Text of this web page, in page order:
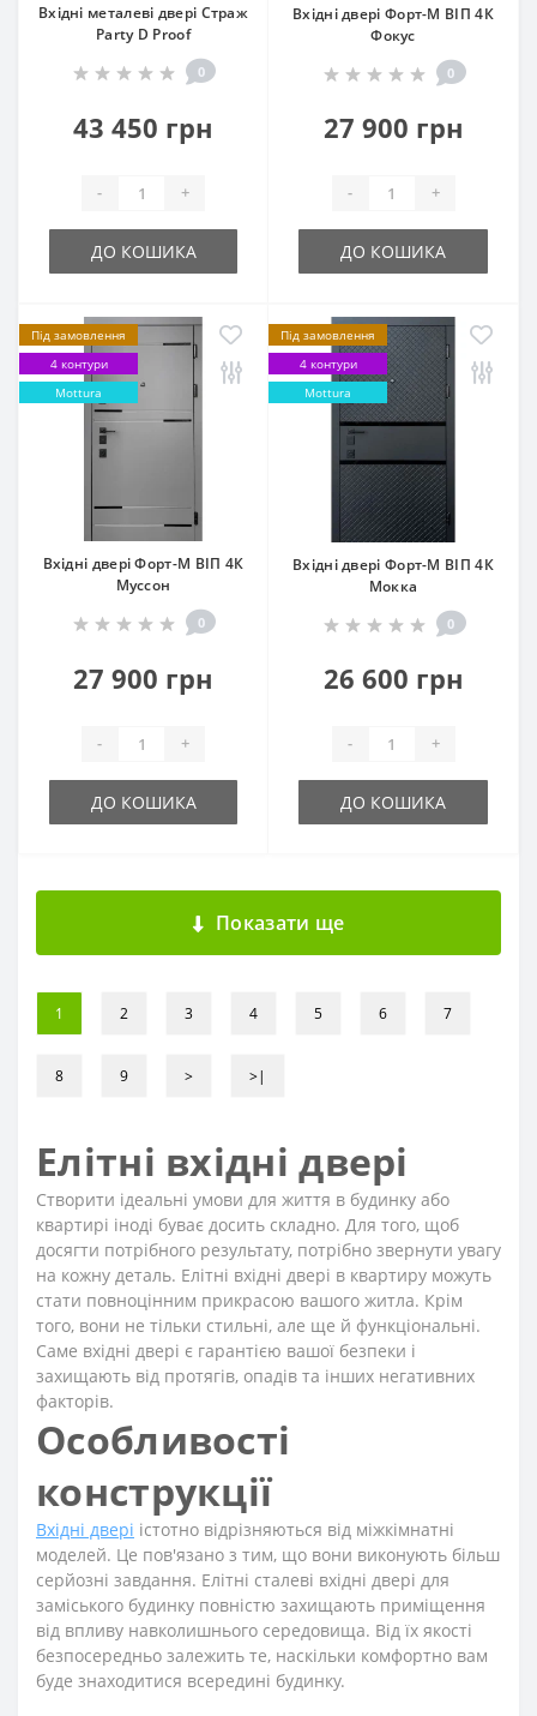
Вхідні металеві двері Страж
Party D Proof
0
43 450 грн
- +
ДО КОШИКА
Вхідні двері Форт-М ВІП 4К
Фокус
0
27 900 грн
- +
ДО КОШИКА
Під замовлення
4 контури
Mottura
Вхідні двері Форт-М ВІП 4К
Муссон
0
27 900 грн
- +
ДО КОШИКА
Під замовлення
4 контури
Mottura
Вхідні двері Форт-М ВІП 4К
Мокка
0
26 600 грн
- +
ДО КОШИКА
Показати ще
1 2 3 4 5 6 7
8 9 > >|
Елітні вхідні двері
Створити ідеальні умови для життя в будинку або
квартирі іноді буває досить складно. Для того, щоб
досягти потрібного результату, потрібно звернути увагу
на кожну деталь. Елітні вхідні двері в квартиру можуть
стати повноцінним прикрасою вашого житла. Крім
того, вони не тільки стильні, але ще й функціональні.
Саме вхідні двері є гарантією вашої безпеки і
захищають від протягів, опадів та інших негативних
факторів.
Особливості
конструкції
Вхідні двері істотно відрізняються від міжкімнатні
моделей. Це пов'язано з тим, що вони виконують більш
серйозні завдання. Елітні сталеві вхідні двері для
заміського будинку повністю захищають приміщення
від впливу навколишнього середовища. Від їх якості
безпосередньо залежить те, наскільки комфортно вам
буде знаходитися всередині будинку.